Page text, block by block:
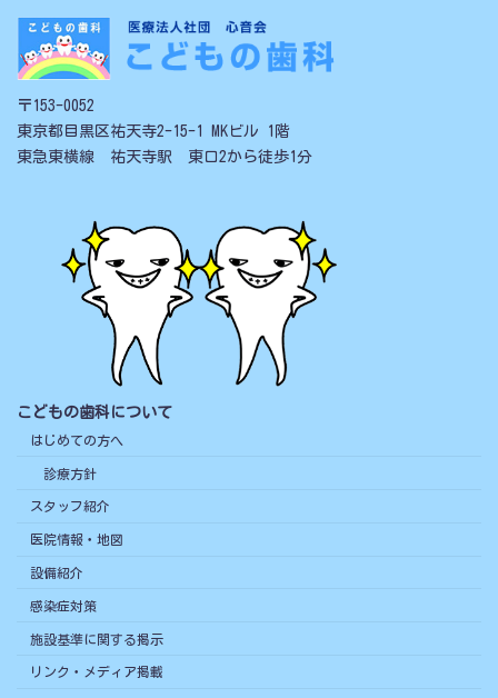
〒153-0052
東京都目黒区祐天寺2-15-1 MKビル 1階
東急東横線 祐天寺駅 東口2から徒歩1分
こどもの歯科について
はじめての方へ
診療方針
スタッフ紹介
医院情報・地図
設備紹介
感染症対策
施設基準に関する掲示
リンク・メディア掲載